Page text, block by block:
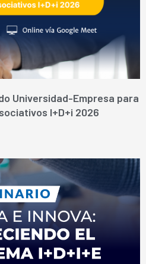
Universidad-Empresa para
I+D+i 2026